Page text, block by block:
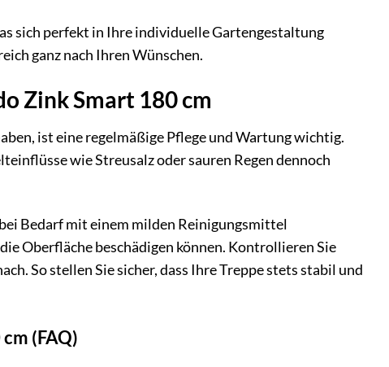
sich perfekt in Ihre individuelle Gartengestaltung
ganz nach Ihren Wünschen.
Zink Smart 180 cm
ist eine regelmäßige Pflege und Wartung wichtig.
wie Streusalz oder sauren Regen dennoch
Bedarf mit einem milden Reinigungsmittel
Oberfläche beschädigen können. Kontrollieren Sie
So stellen Sie sicher, dass Ihre Treppe stets stabil und
(FAQ)